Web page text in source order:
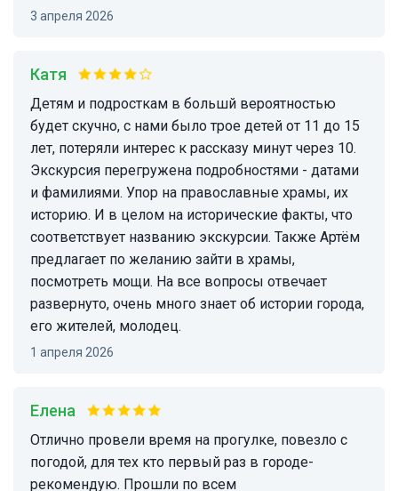
3 апреля 2026
Катя
Детям и подросткам в большй вероятностью
будет скучно, с нами было трое детей от 11 до 15
лет, потеряли интерес к рассказу минут через 10.
Экскурсия перегружена подробностями - датами
и фамилиями. Упор на православные храмы, их
историю. И в целом на исторические факты, что
соответствует названию экскурсии. Также Артём
предлагает по желанию зайти в храмы,
посмотреть мощи. На все вопросы отвечает
развернуто, очень много знает об истории города,
его жителей, молодец.
1 апреля 2026
Елена
Отлично провели время на прогулке, повезло с
погодой, для тех кто первый раз в городе-
рекомендую. Прошли по всем